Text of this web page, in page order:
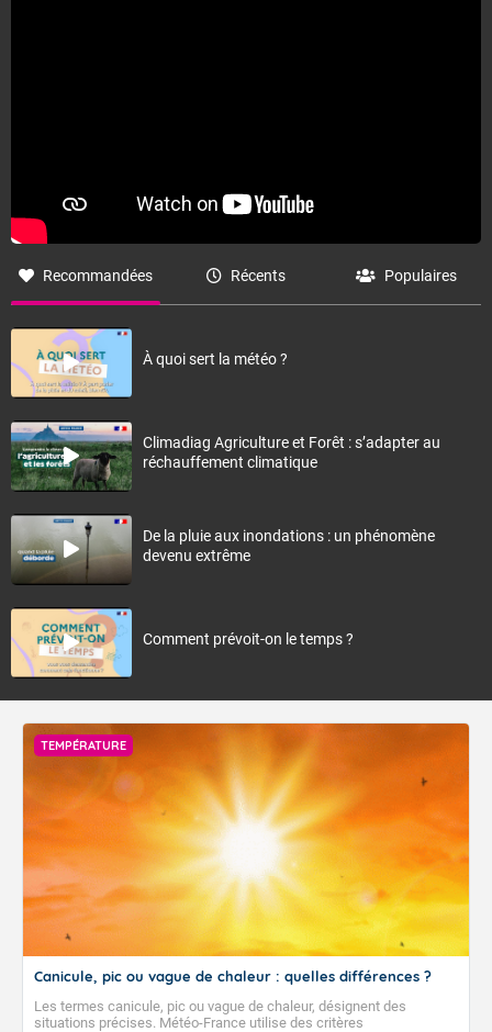
Recommandées Récents Populaires
À quoi sert la météo ?
Climadiag Agriculture et Forêt : s’adapter au
réchauffement climatique
De la pluie aux inondations : un phénomène
devenu extrême
Comment prévoit-on le temps ?
TEMPÉRATURE
Canicule, pic ou vague de chaleur : quelles différences ?
Les termes canicule, pic ou vague de chaleur, désignent des
situations précises. Météo-France utilise des critères